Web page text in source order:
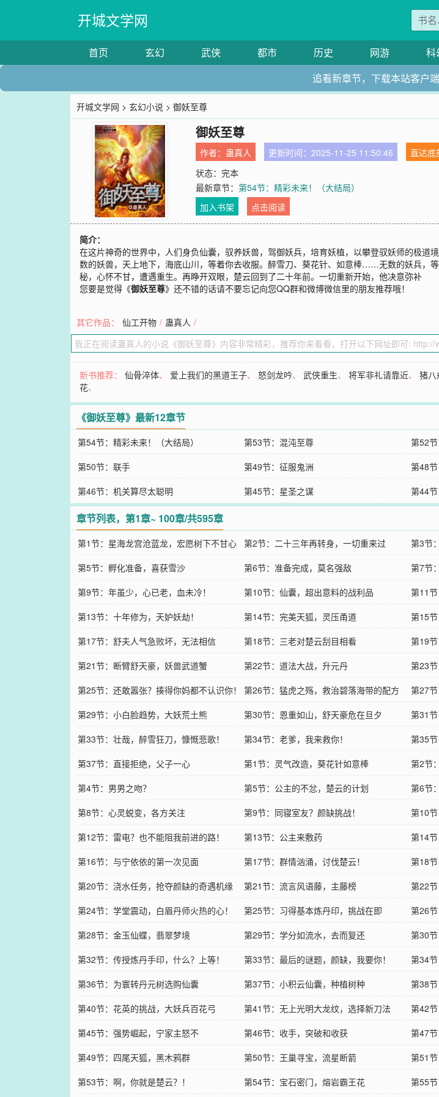
开城文学网
首页 玄幻 武侠 都市 历史 网游 科
追看新章节，下载本站客户
开城文学网 >玄幻小说 > 御妖至尊
御妖至尊
作者： 蛊真人 更新时间：2025-11-25 11:50:46
直达底
状态：完本
最新章节：第54节：精彩未来！（大结局）
加入书架
点击阅读
简介：
在这片神奇的世界中，人们身负仙囊，驭养妖兽，驾御妖兵，培育妖植，以攀登驭妖师的极
数的妖兽，天上地下，海底山川，等着你去收服。醉雪刀、葵花针、如意棒……无数的妖兵
秘，心怀不甘，遭遇重生。再睁开双眼，楚云回到了二十年前。一切重新开始，他决意弥补
您要是觉得《御妖至尊》还不错的话请不要忘记向您QQ群和微博微信里的朋友推荐哦！
其它作品： 仙工开物 / 蛊真人 /
新书推荐：仙骨淬体、 爱上我们的黑道王子、怒剑龙吟、武侠重生、将军非礼请靠近、猪八
花、
《御妖至尊》最新12章节
第54节：精彩未来！（大结局） 第53节：混沌至尊 第52
第50节：联手
第49节：征服鬼洲 第48
第46节：机关算尽太聪明
第45节：星圣之谋 第44节
章节列表，第1章~ 100章/共595章
第1节：星海龙宫沧蓝龙，宏愿树下不甘心 第2节：二十三年再转身，一切重来过 第3节
第5节：孵化准备，喜获雪沙
第6节：准备完成，莫名强敌 第7节
第9节：年虽少，心已老，血未冷！
第10节：仙囊，超出意料的战利品 第11
第13节：十年修为，天妒妖劫！
第14节：完美天狐，灵压甬道 第15
第17节：舒夫人气急败坏，无法相信
第18节：三老对楚云刮目相看 第19
第21节：断臂舒天豪，妖兽武道蟹
第22节：道法大战，升元丹 第23
第25节：还敢嚣张？揍得你妈都不认识你！
第26节：猛虎之殇，救治碧落海带的配方 第27
第29节：小白脸趋势，大妖荒土熊
第30节：恩重如山，舒天豪危在旦夕 第31节
第33节：壮哉，醉雪狂刀，慷慨悲歌！
第34节：老爹，我来救你！ 第35
第37节：直接拒绝，父子一心
第1节：灵气改造，葵花针如意棒 第2节
第4节：男男之吻？
第5节：公主的不忿，楚云的计划 第6节
第8节：心灵蜕变，各方关注
第9节：同寝室友？颜缺挑战！ 第10
第12节：雷电？也不能阻我前进的路！
第13节：公主来敷药 第14
第16节：与宁依依的第一次见面
第17节：群情汹涌，讨伐楚云！ 第18
第20节：浇水任务，抢夺颜缺的奇遇机缘
第21节：流言风语藤，主藤榜 第22
第24节：学堂震动，白眉丹师火热的心！
第25节：习得基本炼丹印，挑战在即 第26
第28节：金玉仙蝶，翡翠梦境
第29节：学分如流水，去而复还 第30
第32节：传授炼丹手印，什么？上等！
第33节：最后的谜题，颜缺，我要你！ 第34
第36节：为寰转丹元树选购仙囊
第37节：小积云仙囊，种植树种 第38
第40节：花英的挑战，大妖兵百花弓
第41节：无上光明大龙纹，选择新刀法 第42
第45节：强势崛起，宁家主怒不
第46节：收手，突破和收获 第47
第49节：四尾天狐，黑木鸦群
第50节：王巢寻宝，流星断箭 第51
第53节：啊，你就是楚云？！
第54节：宝石密门，熔岩霸王花 第55